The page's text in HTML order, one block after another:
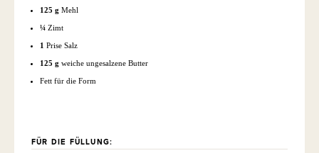
125 g Mehl
¼ Zimt
1 Prise Salz
125 g weiche ungesalzene Butter
Fett für die Form
FÜR DIE FÜLLUNG: